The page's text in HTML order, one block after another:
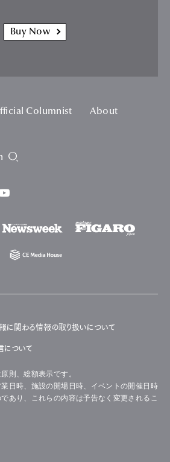
Buy Now
Columnist
About
に関わる情報の取り扱いについて
について
則、総額表示です。
日時、施設の開場日時、イベントの開催日時
あり、これらの内容は予告なく変更されるこ